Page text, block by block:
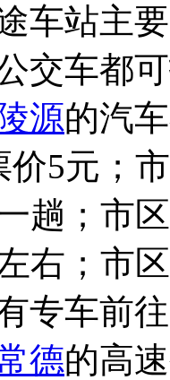
站主要
交车都
源的汽
价5元；
趟；市
右；市
专车前
德的高